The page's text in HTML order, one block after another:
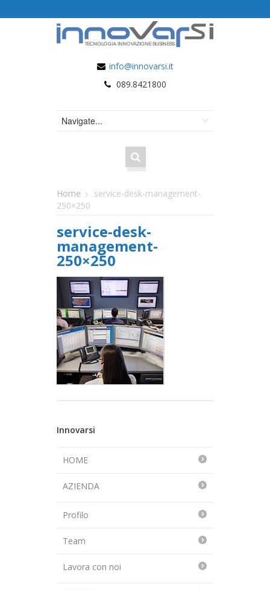
info@innovarsi.it
089.8421800
Home
service-desk-management-
250×250
service-desk-
management-
250×250
Innovarsi
HOME
AZIENDA
Profilo
Team
Lavora con noi